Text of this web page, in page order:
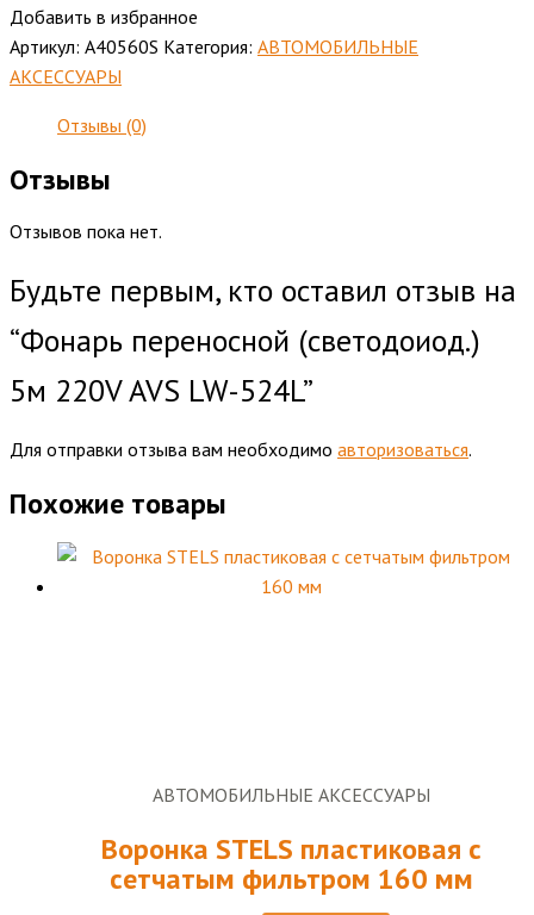
Добавить в избранное
Артикул: А40560S Категория: АВТОМОБИЛЬНЫЕ
АКСЕССУАРЫ
Отзывы (0)
Отзывы
Отзывов пока нет.
Будьте первым, кто оставил отзыв на
“Фонарь переносной (светодоиод.)
5м 220V AVS LW-524L”
Для отправки отзыва вам необходимо авторизоваться.
Похожие товары
АВТОМОБИЛЬНЫЕ АКСЕССУАРЫ
Воронка STELS пластиковая с
сетчатым фильтром 160 мм